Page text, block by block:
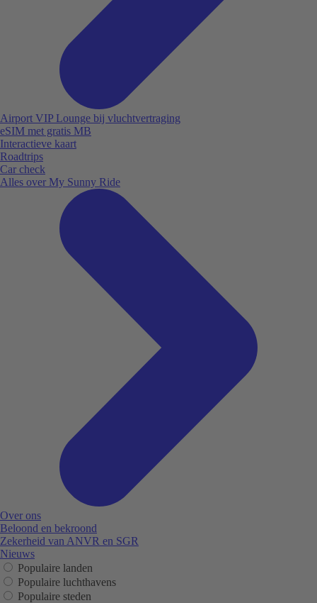
Airport VIP Lounge bij vluchtvertraging
eSIM met gratis MB
Interactieve kaart
Roadtrips
Car check
Alles over My Sunny Ride
Over ons
Beloond en bekroond
Zekerheid van ANVR en SGR
Nieuws
Populaire landen
Populaire luchthavens
Populaire steden